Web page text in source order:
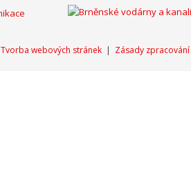
Tvorba webových stránek | Zásady